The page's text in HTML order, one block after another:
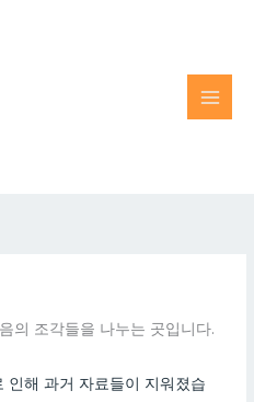
의 조각들을 나누는 곳입니다.
해 과거 자료들이 지워졌습